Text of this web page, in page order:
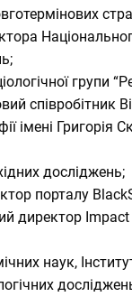
групи
співробітник
імені Григорія
досліджень;
порталу
директор
наук,